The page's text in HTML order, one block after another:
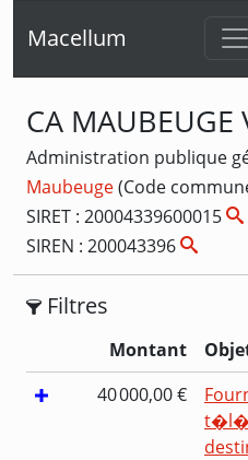
Macellum
CA MAUBEUGE
Administration publique
Maubeuge(Code
SIRET : 20004339600015
SIREN : 200043396
Filtres
Montant
40 000,00 €